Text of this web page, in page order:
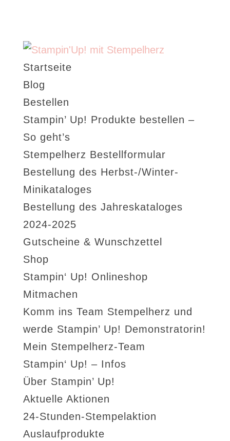
Startseite
Blog
Bestellen
Stampin’ Up! Produkte bestellen –
So geht’s
Stempelherz Bestellformular
Bestellung des Herbst-/Winter-
Minikataloges
Bestellung des Jahreskataloges
2024-2025
Gutscheine & Wunschzettel
Shop
Stampin‘ Up! Onlineshop
Mitmachen
Komm ins Team Stempelherz und
werde Stampin’ Up! Demonstratorin!
Mein Stempelherz-Team
Stampin‘ Up! – Infos
Über Stampin’ Up!
Aktuelle Aktionen
24-Stunden-Stempelaktion
Auslaufprodukte